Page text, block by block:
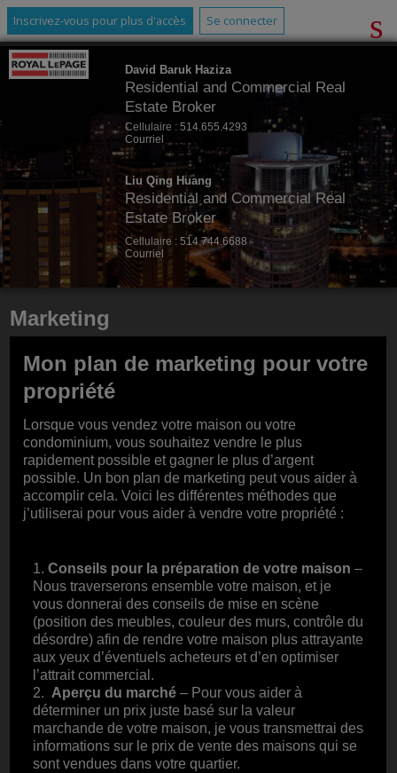
Inscrivez-vous pour plus d'accès Se connecter
David Baruk Haziza
Residential and Commercial Real
Estate Broker
Cellulaire : 514.655.4293
Courriel
Liu Qing Huang
Residential and Commercial Real
Estate Broker
Cellulaire : 514.744.6688
Courriel
Marketing
Mon plan de marketing pour votre
propriété
Lorsque vous vendez votre maison ou votre
condominium, vous souhaitez vendre le plus
rapidement possible et gagner le plus d’argent
possible. Un bon plan de marketing peut vous aider à
accomplir cela. Voici les différentes méthodes que
j’utiliserai pour vous aider à vendre votre propriété :
1. Conseils pour la préparation de votre maison –
Nous traverserons ensemble votre maison, et je
vous donnerai des conseils de mise en scène
(position des meubles, couleur des murs, contrôle du
désordre) afin de rendre votre maison plus attrayante
aux yeux d’éventuels acheteurs et d’en optimiser
l’attrait commercial.
2. Aperçu du marché– Pour vous aider à
déterminer un prix juste basé sur la valeur
marchande de votre maison, je vous transmettrai des
informations sur le prix de vente des maisons qui se
sont vendues dans votre quartier.